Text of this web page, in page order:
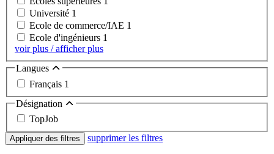
Université 1
Ecole de commerce/IAE 1
Ecole d'ingénieurs 1
voir plus / afficher plus
Langues
Français 1
Désignation
TopJob
Appliquer des filtres supprimer les filtres